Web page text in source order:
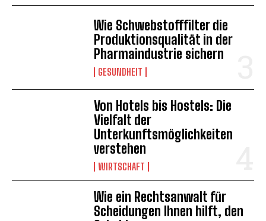
Wie Schwebstofffilter die
Produktionsqualität in der
Pharmaindustrie sichern
GESUNDHEIT
Von Hotels bis Hostels: Die
Vielfalt der
Unterkunftsmöglichkeiten
verstehen
WIRTSCHAFT
Wie ein Rechtsanwalt für
Scheidungen Ihnen hilft, den